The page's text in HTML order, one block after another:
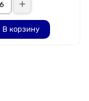
В корзину